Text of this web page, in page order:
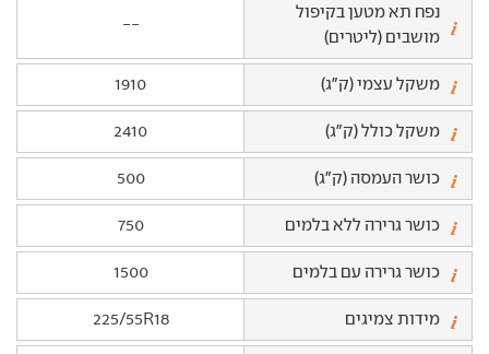
נפח תא מטען בקיפול
מושבים (ליטרים)
--
משקל עצמי (ק"ג) 1910
משקל כולל (ק"ג) 2410
כושר העמסה (ק"ג) 500
כושר גרירה ללא בלמים 750
כושר גרירה עם בלמים 1500
מידות צמיגים 225/55R18